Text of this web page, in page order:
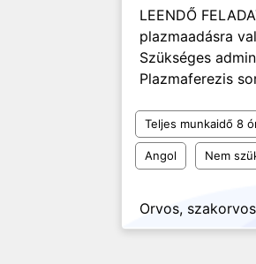
LEENDŐ
plazmaadásra
Szükséges
Plazmaferezis
Teljes munkaidő 8
Angol Nem
Orvos, szakorvos